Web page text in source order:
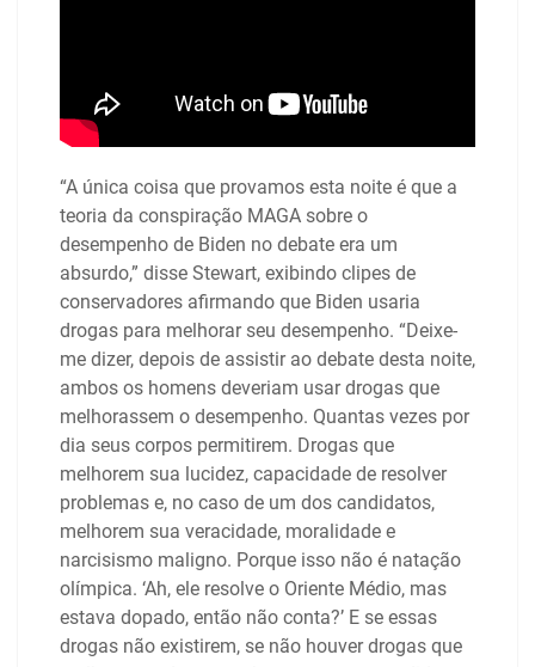
“A única coisa que provamos esta noite é que a
teoria da conspiração MAGA sobre o
desempenho de Biden no debate era um
absurdo,” disse Stewart, exibindo clipes de
conservadores afirmando que Biden usaria
drogas para melhorar seu desempenho. “Deixe-
me dizer, depois de assistir ao debate desta noite,
ambos os homens deveriam usar drogas que
melhorassem o desempenho. Quantas vezes por
dia seus corpos permitirem. Drogas que
melhorem sua lucidez, capacidade de resolver
problemas e, no caso de um dos candidatos,
melhorem sua veracidade, moralidade e
narcisismo maligno. Porque isso não é natação
olímpica. ‘Ah, ele resolve o Oriente Médio, mas
estava dopado, então não conta?’ E se essas
drogas não existirem, se não houver drogas que